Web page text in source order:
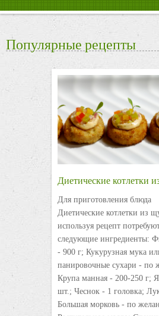
Популярные рецепты
Диетические котлетки
Для приготовления блюда
Диетические котлетки из
используя рецепт
следующие ингредиенты:
- 900 г; Кукурузная мука
панировочные сухари - по
Крупа манная - 200-250 г;
шт.; Чеснок - 1 головка;
Большая морковь - по